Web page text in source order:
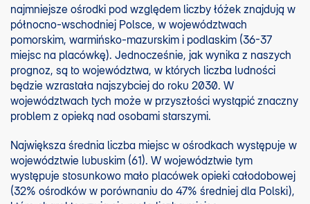
najmniejsze ośrodki pod względem liczby łóżek znajdują w
północno-wschodniej Polsce, w województwach
pomorskim, warmińsko-mazurskim i podlaskim (36-37
miejsc na placówkę). Jednocześnie, jak wynika z naszych
prognoz, są to województwa, w których liczba ludności
będzie wzrastała najszybciej do roku 2030. W
województwach tych może w przyszłości wystąpić znaczny
problem z opieką nad osobami starszymi.
Największa średnia liczba miejsc w ośrodkach występuje w
województwie lubuskim (61). W województwie tym
występuje stosunkowo mało placówek opieki całodobowej
(32% ośrodków w porównaniu do 47% średniej dla Polski),